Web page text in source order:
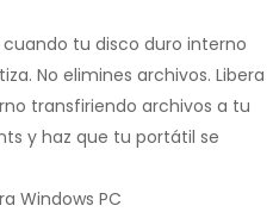
tu disco duro interno
No elimines archivos. Libera
transfiriendo archivos a tu
y haz que tu portátil se
Windows PC